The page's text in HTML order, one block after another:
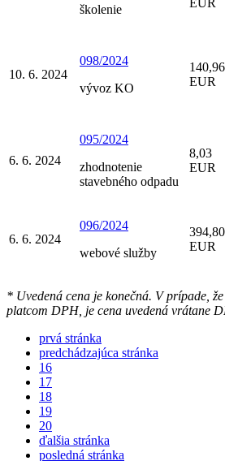
školenie
10. 6. 2024
098/2024
vývoz KO
140,96
EUR
6. 6. 2024
095/2024
zhodnotenie
stavebného odpadu
8,03
EUR
6. 6. 2024
096/2024
webové služby
394,80
EUR
* Uvedená cena je konečná. V prípade,
platcom DPH, je cena uvedená vrátane
prvá stránka
predchádzajúca stránka
16
17
18
19
20
ďalšia stránka
posledná stránka